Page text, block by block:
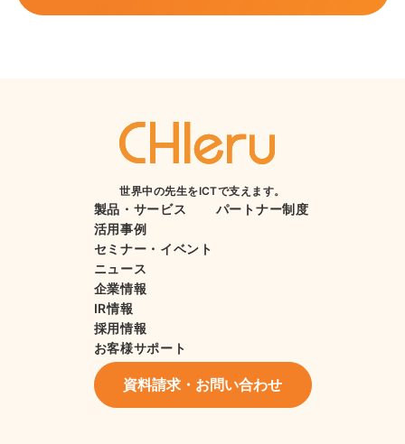
世界中の先生をICTで支えます。
製品・サービス
活用事例
セミナー・イベント
ニュース
企業情報
IR情報
採用情報
お客様サポート
パートナー制度
資料請求・お問い合わせ